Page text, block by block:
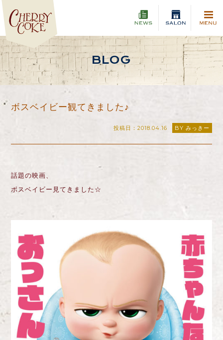
BLOG
ボスベイビー観てきました♪
投稿日：2018.04.16 BY みっきー
話題の映画、
ボスベイビー見てきました☆